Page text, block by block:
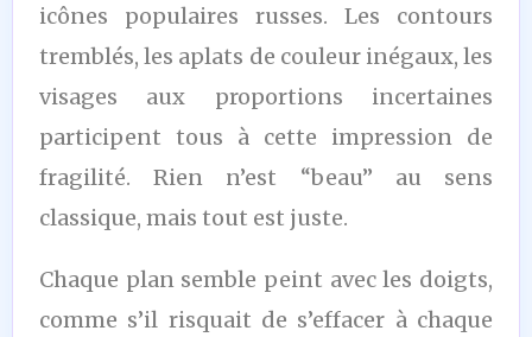
icônes populaires russes. Les contours
tremblés, les aplats de couleur inégaux, les
visages aux proportions incertaines
participent tous à cette impression de
fragilité. Rien n’est “beau” au sens
classique, mais tout est juste.
Chaque plan semble peint avec les doigts,
comme s’il risquait de s’effacer à chaque